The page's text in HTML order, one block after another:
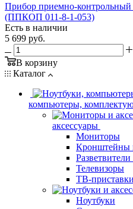
Прибор приемно-
(ППКОП 011-8-1-053)
Есть в наличии
5 699 руб.
В корзину
Каталог
компьютеры,
аксессуары
Мониторы
Кронштейны
Телевизоры
ТВ-
Ноутбуки